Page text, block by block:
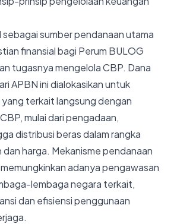
sumber pendanaan utama
finansial bagi Perum BULOG
tugasnya mengelola CBP. Dana
APBN ini dialokasikan untuk
terkait langsung dengan
mulai dari pengadaan,
distribusi beras dalam rangka
harga. Mekanisme pendanaan
adanya pengawasan
lembaga negara terkait,
dan efisiensi penggunaan